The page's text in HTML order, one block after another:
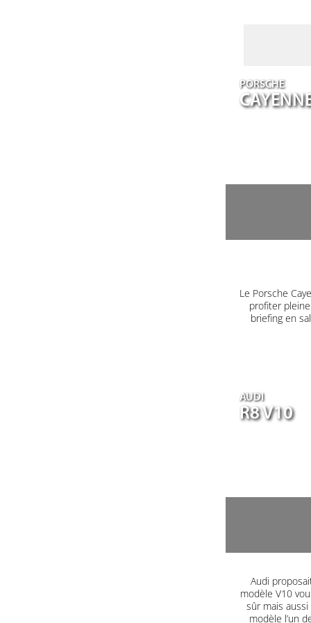
PORSCHE
Le Porsche
profiter
briefing en
AUDI
R8 V10
Audi
modèle V10
sûr mais
modèle l’un